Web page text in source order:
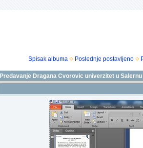
Spisak albuma Poslednje postavljeno
Predavanje Dragana Cvorovic univerzitet u Salernu